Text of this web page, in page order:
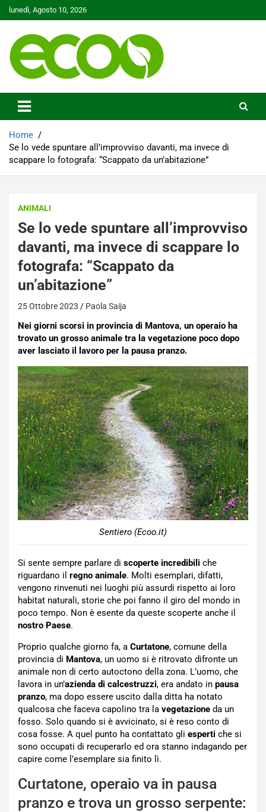
Skip
to
lunedì, Agosto 10, 2026
Ecoo.it
Home
Se lo vede spuntare all’improvviso davanti, ma invece di
scappare lo fotografa: “Scappato da un’abitazione”
ANIMALI
Se lo vede spuntare all’improvviso
davanti, ma invece di scappare lo
fotografa: “Scappato da
un’abitazione”
25 Ottobre 2023 Paola Saija
Nei giorni scorsi in provincia di Mantova, un operaio ha
trovato un grosso animale tra la vegetazione poco dopo
aver lasciato il lavoro per la pausa pranzo.
Sentiero (Ecoo.it)
Si sente sempre parlare di scoperte incredibili che
riguardano il regno animale. Molti esemplari, difatti,
vengono rinvenuti nei luoghi più assurdi rispetto ai loro
habitat naturali, storie che poi fanno il giro del mondo in
poco tempo. Non è esente da queste scoperte anche il
nostro Paese.
Proprio qualche giorno fa, a Curtatone, comune della
provincia di Mantova, un uomo si è ritrovato difronte un
animale non di certo autoctono della zona. L’uomo, che
lavora in un’azienda di calcestruzzi, era andato in pausa
pranzo, ma dopo essere uscito dalla ditta ha notato
qualcosa che faceva capolino tra la vegetazione da un
fosso. Solo quando si è avvicinato, si è reso conto di
cosa fosse. A quel punto ha contattato gli esperti che si
sono occupati di recuperarlo ed ora stanno indagando per
capire come l’esemplare sia finito lì.
Curtatone, operaio va in pausa
pranzo e trova un grosso serpente: